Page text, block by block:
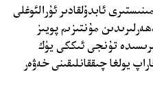
مىنىستىرىئابدۇلقادىر ئۇرالئوغلى
مۇنتىزىم پويىز
تۇنجى ئىككى يۈك
قاراپ يولغا چىققانلىقىنى خەۋەر